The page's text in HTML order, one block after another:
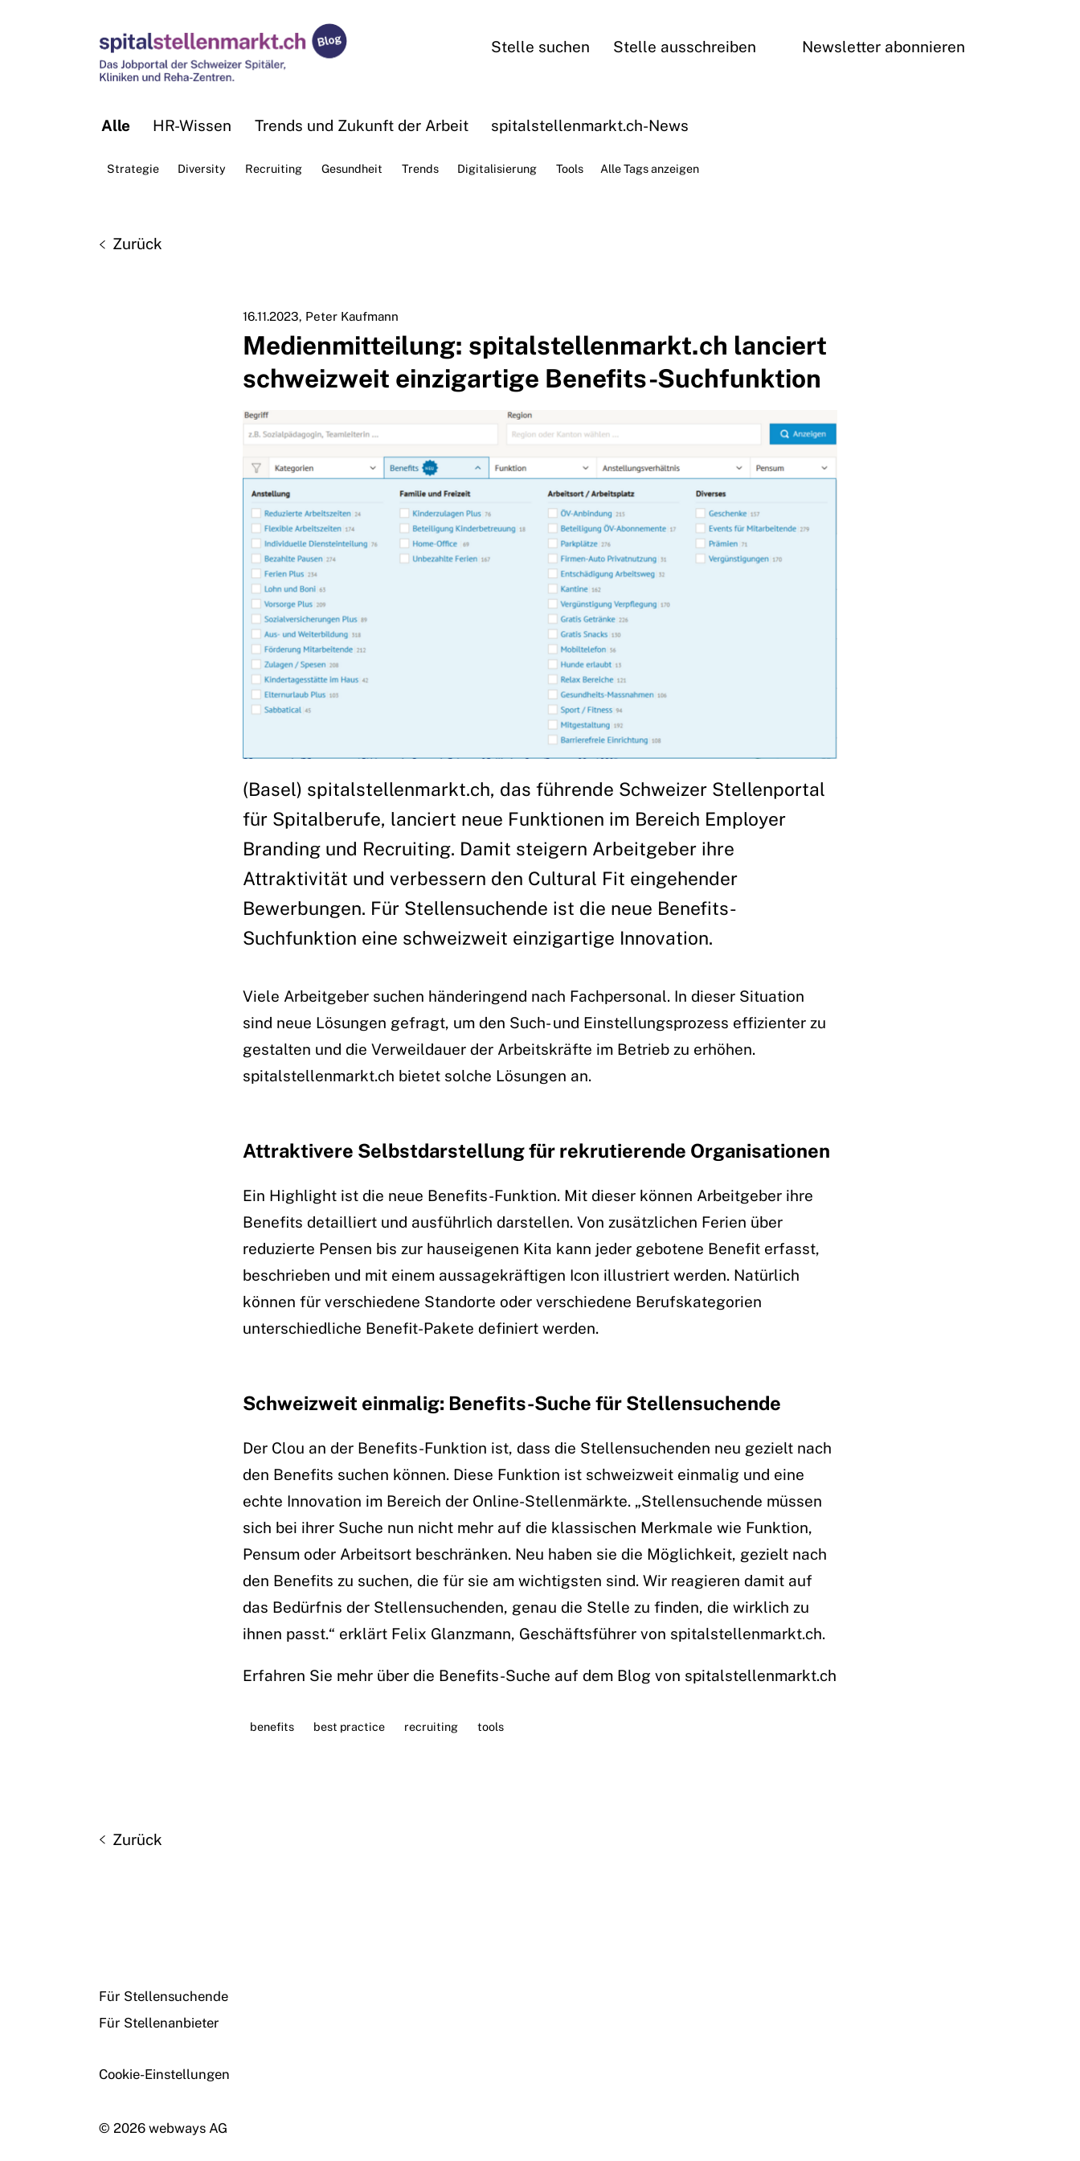
Stelle ausschreiben
Stelle suchen Newsletter abonnieren
Alle HR-Wissen Trends und Zukunft der Arbeit spitalstellenmarkt.ch-News
Strategie Diversity Recruiting Gesundheit Trends Digitalisierung Tools Alle Tags anzeigen
Zurück
16.11.2023 Peter Kaufmann
Medienmitteilung: spitalstellenmarkt.ch lanciert
schweizweit einzigartige Benefits-Suchfunktion
(Basel) spitalstellenmarkt.ch, das führende Schweizer Stellenportal
für Spitalberufe, lanciert neue Funktionen im Bereich Employer
Branding und Recruiting. Damit steigern Arbeitgeber ihre
Attraktivität und verbessern den Cultural Fit eingehender
Bewerbungen. Für Stellensuchende ist die neue Benefits-
Suchfunktion eine schweizweit einzigartige Innovation.
Viele Arbeitgeber suchen händeringend nach Fachpersonal. In dieser Situation
sind neue Lösungen gefragt, um den Such- und Einstellungsprozess effizienter zu
gestalten und die Verweildauer der Arbeitskräfte im Betrieb zu erhöhen.
spitalstellenmarkt.ch bietet solche Lösungen an.
Attraktivere Selbstdarstellung für rekrutierende Organisationen
Ein Highlight ist die neue Benefits-Funktion. Mit dieser können Arbeitgeber ihre
Benefits detailliert und ausführlich darstellen. Von zusätzlichen Ferien über
reduzierte Pensen bis zur hauseigenen Kita kann jeder gebotene Benefit erfasst,
beschrieben und mit einem aussagekräftigen Icon illustriert werden. Natürlich
können für verschiedene Standorte oder verschiedene Berufskategorien
unterschiedliche Benefit-Pakete definiert werden.
Schweizweit einmalig: Benefits-Suche für Stellensuchende
Der Clou an der Benefits-Funktion ist, dass die Stellensuchenden neu gezielt nach
den Benefits suchen können. Diese Funktion ist schweizweit einmalig und eine
echte Innovation im Bereich der Online-Stellenmärkte. „Stellensuchende müssen
sich bei ihrer Suche nun nicht mehr auf die klassischen Merkmale wie Funktion,
Pensum oder Arbeitsort beschränken. Neu haben sie die Möglichkeit, gezielt nach
den Benefits zu suchen, die für sie am wichtigsten sind. Wir reagieren damit auf
das Bedürfnis der Stellensuchenden, genau die Stelle zu finden, die wirklich zu
ihnen passt.“ erklärt Felix Glanzmann, Geschäftsführer von spitalstellenmarkt.ch.
Erfahren Sie mehr über die Benefits-Suche auf dem Blog von spitalstellenmarkt.ch
benefits best practice recruiting tools
Zurück
Für Stellensuchende
Für Stellenanbieter
Cookie-Einstellungen
© 2026 webways AG